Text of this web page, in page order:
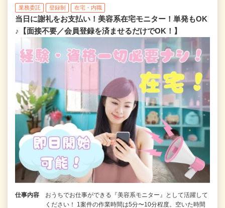
業務委託 登録制 在宅・内職
当日に謝礼をお支払い！美容系在宅モニター！単発もOK
♪【面接不要／会員登録を済ませるだけでOK！】
仕事内容
おうちでお仕事ができる『美容系モニター』として活躍して
ください！ 1案件の作業時間は5分〜10分程度。空いた時間